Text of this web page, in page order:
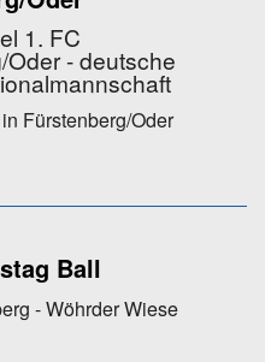
1. FC
- deutsche
in Fürstenberg/Oder
Ball
- Wöhrder Wiese